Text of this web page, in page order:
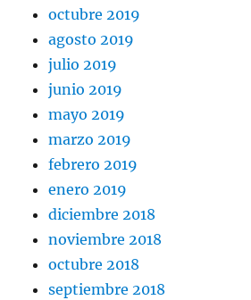
octubre 2019
agosto 2019
julio 2019
junio 2019
mayo 2019
marzo 2019
febrero 2019
enero 2019
diciembre 2018
noviembre 2018
octubre 2018
septiembre 2018